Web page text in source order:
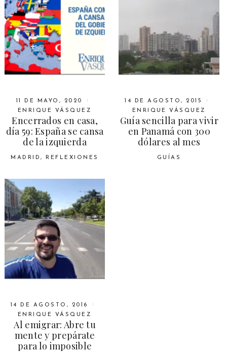
11 DE MAYO, 2020
ENRIQUE VÁSQUEZ
Encerrados en casa,
día 59: España se cansa
de la izquierda
MADRID, REFLEXIONES
14 DE AGOSTO, 2015
ENRIQUE VÁSQUEZ
Guía sencilla para vivir
en Panamá con 300
dólares al mes
GUÍAS
14 DE AGOSTO, 2016
ENRIQUE VÁSQUEZ
Al emigrar: Abre tu
mente y prepárate
para lo imposible